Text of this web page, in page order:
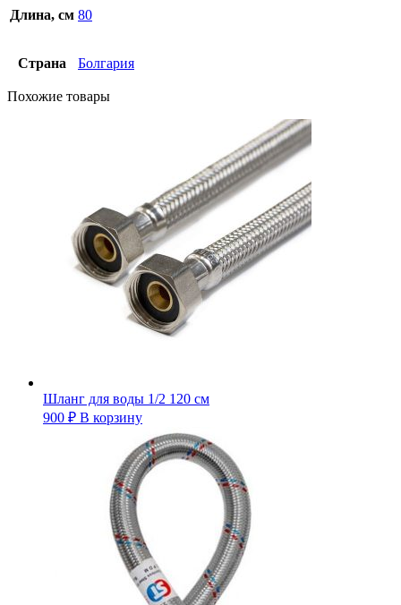
Длина, см 80
Страна Болгария
Похожие товары
Шланг для воды 1/2 120 см
900 ₽ В корзину